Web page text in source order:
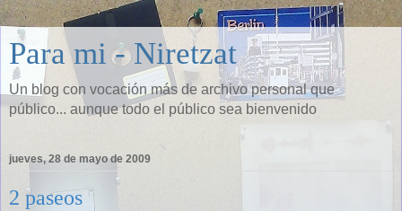
Para mi - Niretzat
Un blog con vocación más de archivo personal que
público... aunque todo el público sea bienvenido
jueves, 28 de mayo de 2009
2 paseos